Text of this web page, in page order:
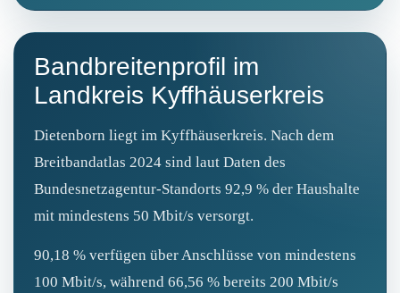
Bandbreitenprofil im
Landkreis Kyffhäuserkreis
Dietenborn liegt im Kyffhäuserkreis. Nach dem
Breitbandatlas 2024 sind laut Daten des
Bundesnetzagentur-Standorts 92,9 % der Haushalte
mit mindestens 50 Mbit/s versorgt.
90,18 % verfügen über Anschlüsse von mindestens
100 Mbit/s, während 66,56 % bereits 200 Mbit/s